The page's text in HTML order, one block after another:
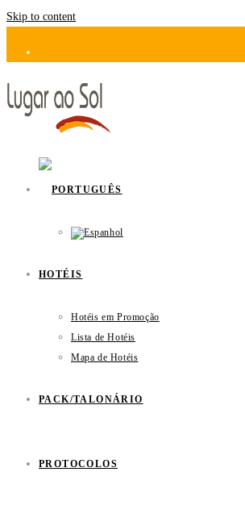
Skip to content
HOTÉIS
Hotéis em Promoção
Lista de Hotéis
Mapa de Hotéis
PACK/TALONÁRIO
PROTOCOLOS